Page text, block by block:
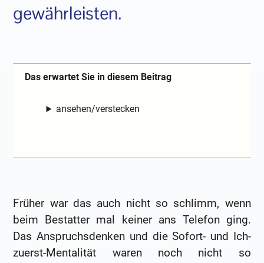
gewährleisten.
Das erwartet Sie in diesem Beitrag
ansehen/verstecken
Früher war das auch nicht so schlimm, wenn
beim Bestatter mal keiner ans Telefon ging.
Das Anspruchsdenken und die Sofort- und Ich-
zuerst-Mentalität waren noch nicht so